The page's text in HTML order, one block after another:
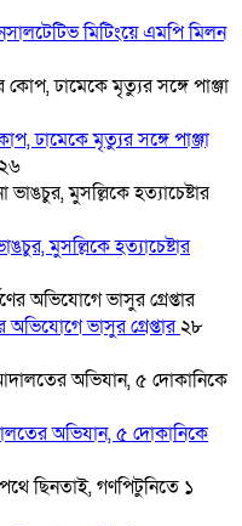
মিটিংয়ে এমপি মিলন
ঢামেকে মৃত্যুর সঙ্গে পাঞ্জা
মুসল্লিকে হত্যাচেষ্টার
অভিযোগে ভাসুর গ্রেপ্তার২৮
অভিযান, ৫ দোকানিকে